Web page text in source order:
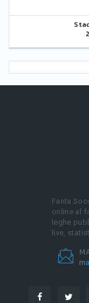
online al
leghe
live,